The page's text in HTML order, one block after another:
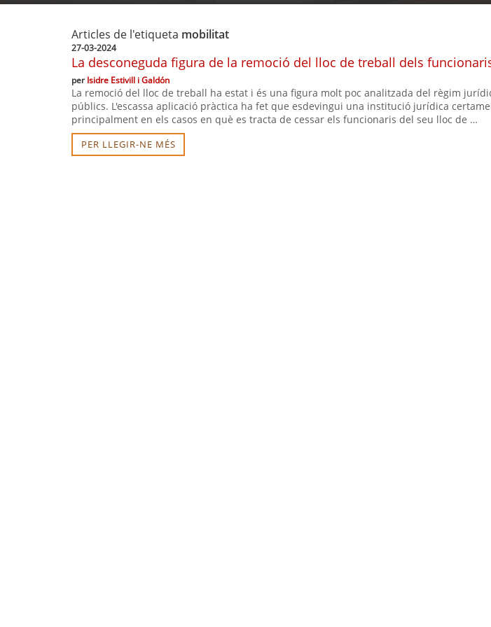
Articles de l'etiqueta mobilitat
27-03-2024
La desconeguda figura de la remoció del lloc de treball dels
perIsidre Estivill i Galdón
La remoció del lloc de treball ha estat i és una figura molt poc analitzada del règim
públics. L'escassa aplicació pràctica ha fet que esdevingui una institució jurídica
principalment en els casos en què es tracta de cessar els funcionaris del seu lloc de …
PER LLEGIR-NE MÉS